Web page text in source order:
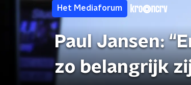
Het Mediaforum
Paul Jansen:
zo belangrijk